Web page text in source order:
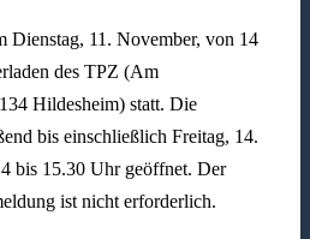
Dienstag, 11. November, von 14
des TPZ (Am
Hildesheim) statt. Die
bis einschließlich Freitag, 14.
bis 15.30 Uhr geöffnet. Der
ist nicht erforderlich.